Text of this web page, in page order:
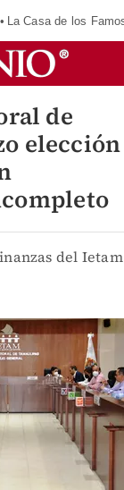
La Casa de los
de
elección
del Ietam